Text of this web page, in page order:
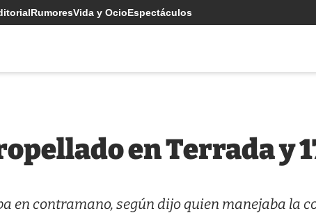
RumoresVida y OcioEspectáculos
en Terrada y
en contramano, según dijo quien manejaba la